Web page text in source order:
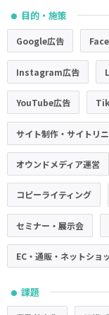
● 目的・施策
Google広告
Instagram広告
YouTube広告
サイト制作・サイトリ
オウンドメディア運営
コピーライティング
セミナー・展示会
EC・通販・ネットショ
● 課題